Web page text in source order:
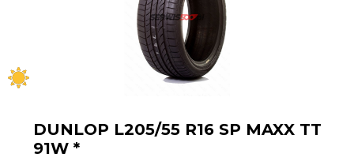
DUNLOP L205/55 R16 SP MAXX TT
91W *